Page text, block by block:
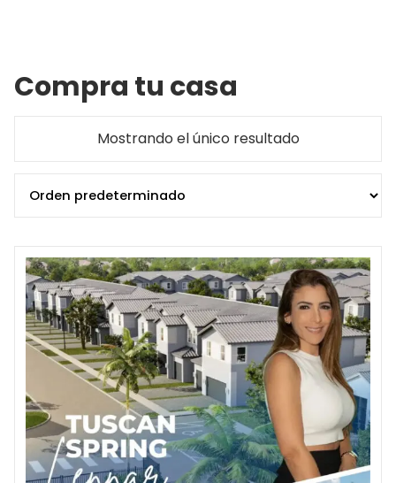
Compra tu casa
Mostrando el único resultado